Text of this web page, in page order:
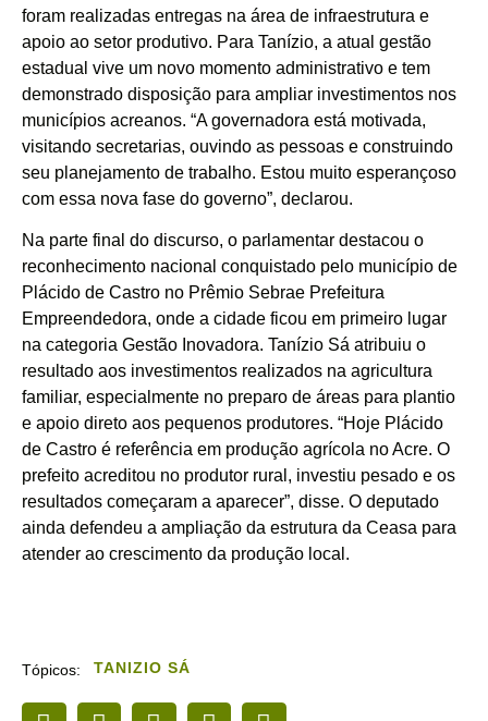
foram realizadas entregas na área de infraestrutura e
apoio ao setor produtivo. Para Tanízio, a atual gestão
estadual vive um novo momento administrativo e tem
demonstrado disposição para ampliar investimentos nos
municípios acreanos. “A governadora está motivada,
visitando secretarias, ouvindo as pessoas e construindo
seu planejamento de trabalho. Estou muito esperançoso
com essa nova fase do governo”, declarou.
Na parte final do discurso, o parlamentar destacou o
reconhecimento nacional conquistado pelo município de
Plácido de Castro no Prêmio Sebrae Prefeitura
Empreendedora, onde a cidade ficou em primeiro lugar
na categoria Gestão Inovadora. Tanízio Sá atribuiu o
resultado aos investimentos realizados na agricultura
familiar, especialmente no preparo de áreas para plantio
e apoio direto aos pequenos produtores. “Hoje Plácido
de Castro é referência em produção agrícola no Acre. O
prefeito acreditou no produtor rural, investiu pesado e os
resultados começaram a aparecer”, disse. O deputado
ainda defendeu a ampliação da estrutura da Ceasa para
atender ao crescimento da produção local.
Tópicos: TANIZIO SÁ